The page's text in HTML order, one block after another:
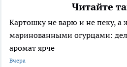
Читайте
Картошку не варю и не пеку, а
маринованными огурцами:
аромат ярче
Вчера